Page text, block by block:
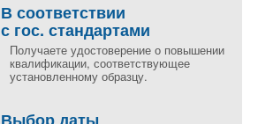
В соответствии
с гос. стандартами
Получаете удостоверение о повышении
квалификации, соответствующее
установленному образцу.